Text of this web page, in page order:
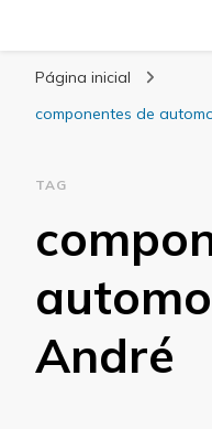
Página inicial
componentes de
TAG
André